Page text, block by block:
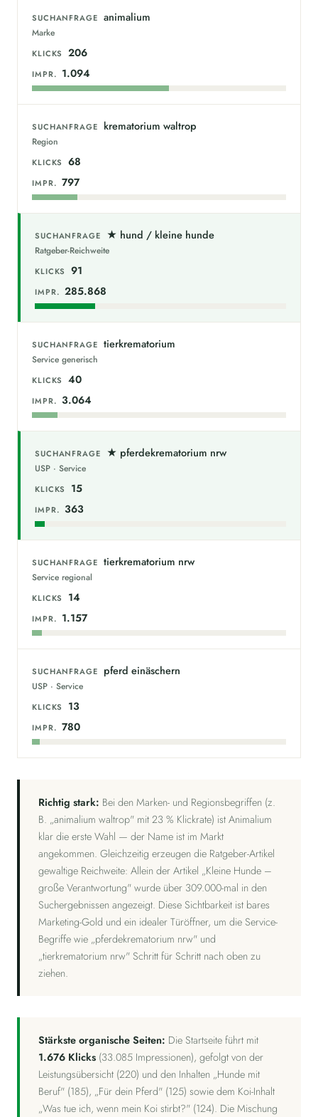
SUCHANFRAGE animalium
Marke
KLICKS 206
IMPR. 1.094
SUCHANFRAGE krematorium waltrop
Region
KLICKS 68
IMPR. 797
SUCHANFRAGE ★ hund / kleine hunde
Ratgeber-Reichweite
KLICKS 91
IMPR. 285.868
SUCHANFRAGE tierkrematorium
Service generisch
KLICKS 40
IMPR. 3.064
SUCHANFRAGE ★ pferdekrematorium nrw
USP · Service
KLICKS 15
IMPR. 363
SUCHANFRAGE tierkrematorium nrw
Service regional
KLICKS 14
IMPR. 1.157
SUCHANFRAGE pferd einäschern
USP · Service
KLICKS 13
IMPR. 780
Richtig stark: Bei den Marken- und Regionsbegriffen (z.
B. „animalium waltrop" mit 23 % Klickrate) ist Animalium
klar die erste Wahl — der Name ist im Markt
angekommen. Gleichzeitig erzeugen die Ratgeber-Artikel
gewaltige Reichweite: Allein der Artikel „Kleine Hunde –
große Verantwortung" wurde über 309.000-mal in den
Suchergebnissen angezeigt. Diese Sichtbarkeit ist bares
Marketing-Gold und ein idealer Türöffner, um die Service-
Begriffe wie „pferdekrematorium nrw" und
„tierkrematorium nrw" Schritt für Schritt nach oben zu
ziehen.
Stärkste organische Seiten: Die Startseite führt mit
1.676 Klicks (33.085 Impressionen), gefolgt von der
Leistungsübersicht (220) und den Inhalten „Hunde mit
Beruf" (185), „Für dein Pferd" (125) sowie dem Koi-Inhalt
„Was tue ich, wenn mein Koi stirbt?" (124). Die Mischung